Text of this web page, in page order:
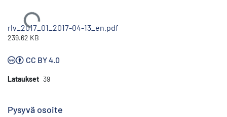
Ladataan...
rlv_2017_01_2017-04-13_en.pdf
239.62 KB
CC BY 4.0
Lataukset 39
Pysyvä osoite